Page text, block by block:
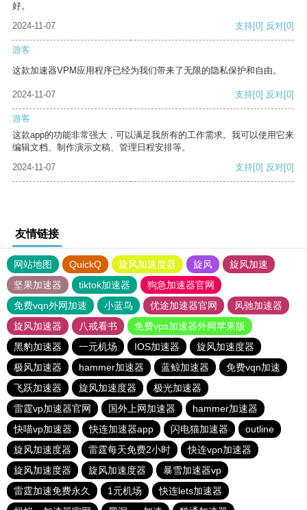
好。
2024-11-07
支持[0] 反对[0]
游客
这款加速器VPM应用程序已经为我们带来了无限的隐私保护和自由。
2024-11-07 支持[0] 反对[0]
游客
这款app的功能非常强大，可以满足我所有的工作需求。我可以使用它来
编辑文档、制作演示文稿、管理日程安排等。
2024-11-07
支持[0] 反对[0]
友情链接
网站地图 QuickQ 旋风加速度器 旋风
旋风加速
坚果加速器
tiktok加速器
狗急加速器官网
免费vqn外网加速
小蓝鸟 优途加速器官网
风驰加速器
旋风加速器
八戒看书
免费vps加速器外网苹果版
黑豹加速器
一元机场 IOS加速器
旋风加速度器
极风加速器
hammer加速器 蓝鲸加速器
免费vqn加速
飞跃加速器
旋风加速度器
极光加速器
雷霆vp加速器官网
国外上网加速器
hammer加速器
快喵vp加速器
快连加速器app 闪电猫加速器
outline
旋风加速度器
雷霆每天免费2小时
快连vρn加速器
旋风加速度器
旋风加速度器
暴雪加速器vp
雷霆加速免费永久
1元机场
快连lets加速器